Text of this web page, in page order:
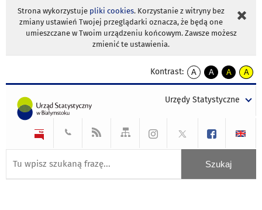
Strona wykorzystuje pliki cookies. Korzystanie z witryny bez
zmiany ustawień Twojej przeglądarki oznacza, że będą one
umieszczane w Twoim urządzeniu końcowym. Zawsze możesz
zmienić te ustawienia.
Kontrast:
A
kontrast
A
kontrast
tekst
czarnym
A
kontrast
tekst
czarnym
A
tekst
żółtym
Urzędy Statystyczne